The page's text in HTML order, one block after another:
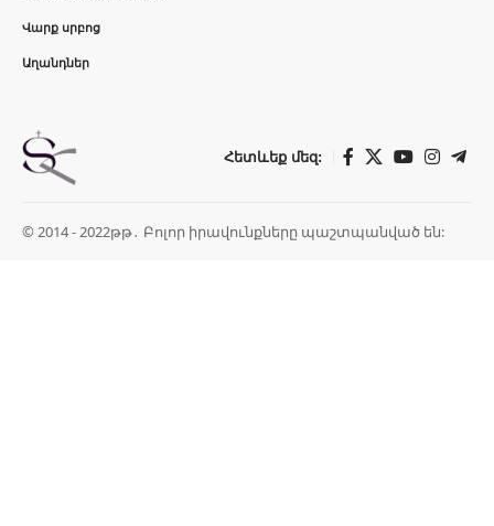
Վարք սրբոց
Աղանդներ
Հետևեք մեզ:
© 2014 - 2022թթ․ Բոլոր իրավունքները պաշտպանված են: